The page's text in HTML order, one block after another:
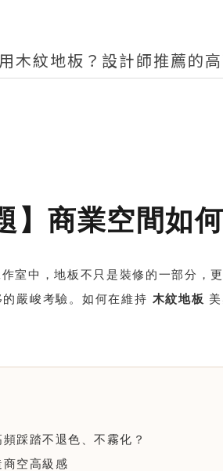
木紋地板？設計師推薦的
】商業空間如
室中，地板不只是裝修的一部分，
嚴峻考驗。如何在維持 木紋地板
踩踏不退色、不霧化？
空高級感